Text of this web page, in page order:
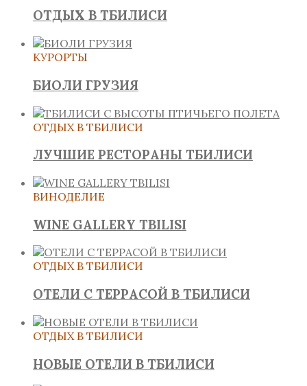
ОТДЫХ В ТБИЛИСИ
КУРОРТЫ
БИОЛИ ГРУЗИЯ
ОТДЫХ В ТБИЛИСИ
ЛУЧШИЕ РЕСТОРАНЫ ТБИЛИСИ
ВИНОДЕЛИЕ
WINE GALLERY TBILISI
ОТДЫХ В ТБИЛИСИ
ОТЕЛИ С ТЕРРАСОЙ В ТБИЛИСИ
ОТДЫХ В ТБИЛИСИ
НОВЫЕ ОТЕЛИ В ТБИЛИСИ